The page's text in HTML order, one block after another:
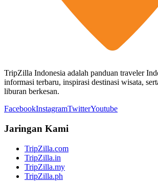
TripZilla Indonesia adalah panduan traveler
informasi terbaru, inspirasi destinasi wisata,
liburan berkesan.
FacebookInstagramTwitterYoutube
Jaringan Kami
TripZilla.com
TripZilla.in
TripZilla.my
TripZilla.ph